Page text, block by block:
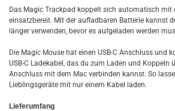
Das Magic Trackpad koppelt sich automatisch mit
einsatz­bereit. Mit der aufladbaren Batterie kannst
länger verwenden, bevor es aufgeladen werden
Die Magic Mouse hat einen USB-C Anschluss und
USB-C Ladekabel, das du zum Laden und Koppeln
Anschluss mit dem Mac verbinden kannst. So
Lieblingsgeräte mit nur einem Kabel laden.
Lieferumfang